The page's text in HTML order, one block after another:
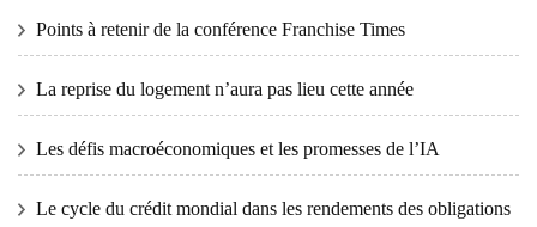
Points à retenir de la conférence Franchise Times
La reprise du logement n’aura pas lieu cette année
Les défis macroéconomiques et les promesses de l’IA
Le cycle du crédit mondial dans les rendements des obligations